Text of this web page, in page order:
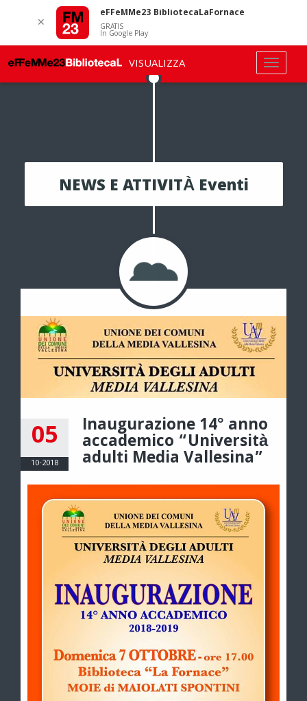
NEWS E ATTIVITÀ Eventi
05
10-2018
Inaugurazione 14° anno
accademico “Università
adulti Media Vallesina”
✕
eFFeMMe23 BibliotecaLaFornace
GRATIS
In Google Play
VISUALIZZA